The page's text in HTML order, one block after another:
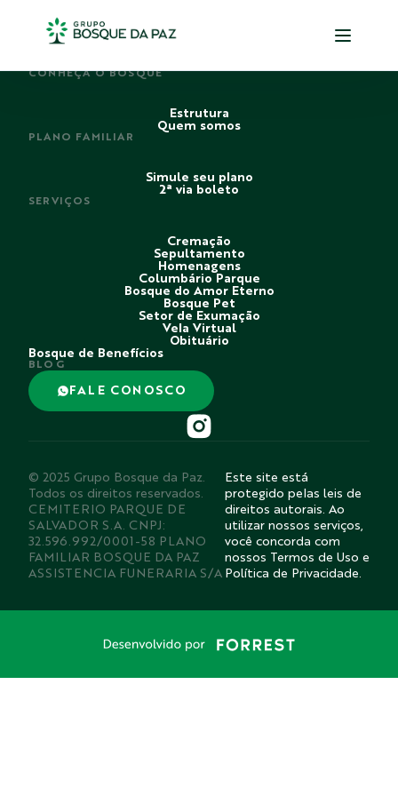
CONHEÇA O BOSQUE
Estrutura
Quem somos
PLANO FAMILIAR
Simule seu plano
2ª via boleto
SERVIÇOS
Cremação
Sepultamento
Homenagens
Columbário Parque
Bosque do Amor Eterno
Bosque Pet
Setor de Exumação
Vela Virtual
Obituário
Bosque de Benefícios
BLOG
FALE CONOSCO
© 2025 Grupo Bosque da Paz.
Todos os direitos reservados.
CEMITERIO PARQUE DE
SALVADOR S.A. CNPJ:
32.596.992/0001-58 PLANO
FAMILIAR BOSQUE DA PAZ
ASSISTENCIA FUNERARIA S/A
Este site está
protegido pelas leis de
direitos autorais. Ao
utilizar nossos serviços,
você concorda com
nossos Termos de Uso e
Política de Privacidade.